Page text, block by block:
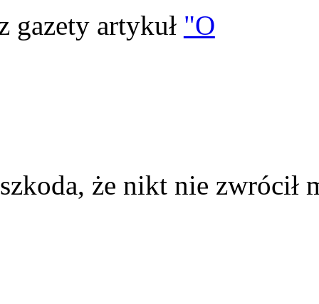
gazety artykuł "O
że nikt nie zwrócił